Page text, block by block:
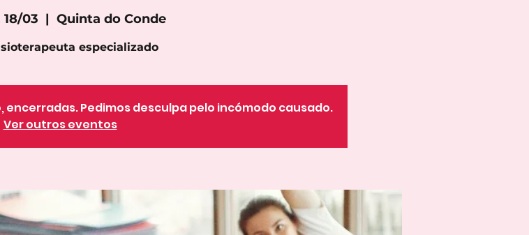
03
  |
Quinta do Conde
especializado
Pedimos desculpa pelo incómodo causado.
Ver outros eventos